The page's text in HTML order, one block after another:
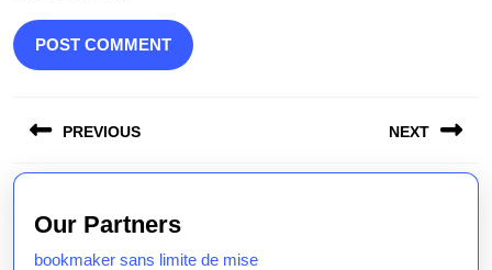
navigation
PREVIOUS
Previous
post:
NEXT
Our Partners
bookmaker sans limite de mise